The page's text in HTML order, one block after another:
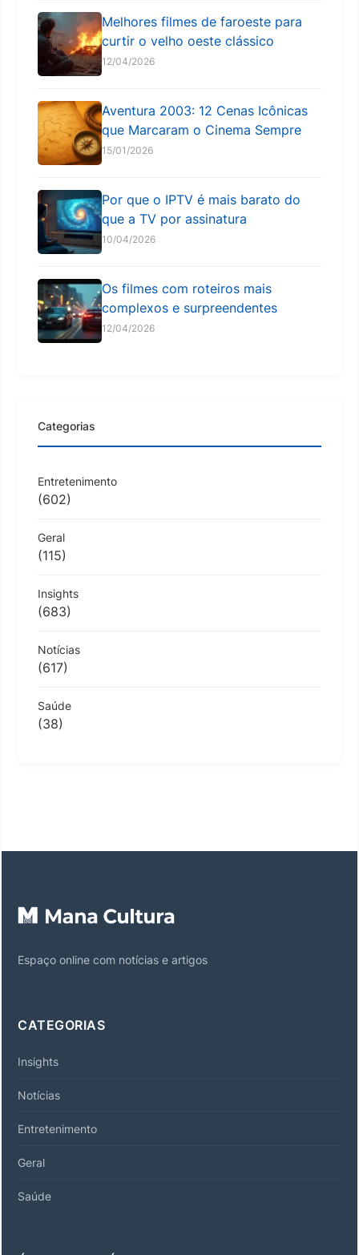
Melhores filmes de faroeste para
curtir o velho oeste clássico
12/04/2026
Aventura 2003: 12 Cenas Icônicas
que Marcaram o Cinema Sempre
15/01/2026
Por que o IPTV é mais barato do
que a TV por assinatura
10/04/2026
Os filmes com roteiros mais
complexos e surpreendentes
12/04/2026
Categorias
Entretenimento
(602)
Geral
(115)
Insights
(683)
Notícias
(617)
Saúde
(38)
Espaço online com notícias e artigos
CATEGORIAS
Insights
Notícias
Entretenimento
Geral
Saúde